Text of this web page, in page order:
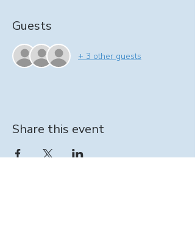
Guests
+ 3 other guests
Share this event